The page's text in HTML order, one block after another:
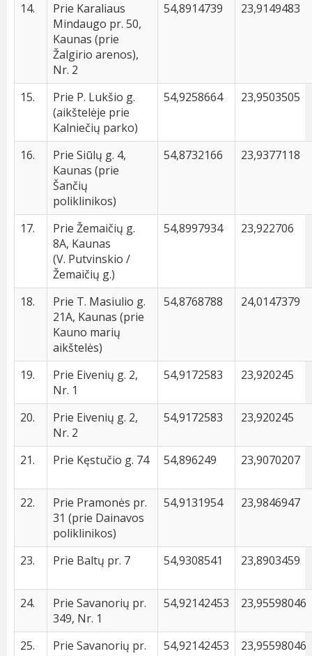
14.
Prie Karaliaus
Mindaugo pr. 50,
Kaunas (prie
Žalgirio arenos),
Nr. 2
54,8914739 23,9149483
15.
Prie P. Lukšio g.
(aikštelėje prie
Kalniečių parko)
54,9258664 23,9503505
16.
Prie Siūlų g. 4,
Kaunas (prie
Šančių
poliklinikos)
54,8732166 23,9377118
17.
Prie Žemaičių g.
8A, Kaunas
(V. Putvinskio /
Žemaičių g.)
54,8997934 23,922706
18.
Prie T. Masiulio g.
21A, Kaunas (prie
Kauno marių
aikštelės)
54,8768788 24,0147379
19.
Prie Eivenių g. 2,
Nr. 1
54,9172583 23,920245
20.
Prie Eivenių g. 2,
Nr. 2
54,9172583 23,920245
21. Prie Kęstučio g. 74 54,896249 23,9070207
22.
Prie Pramonės pr.
31 (prie Dainavos
poliklinikos)
54,9131954 23,9846947
23. Prie Baltų pr. 7 54,9308541 23,8903459
24.
Prie Savanorių pr.
349, Nr. 1
54,92142453 23,95598046
25.
Prie Savanorių pr.
54,92142453 23,95598046